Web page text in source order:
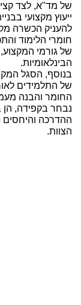
של מד"א, לצד
ייעוץ מקצועי
להעניק הכשרה
חומרי הלימוד
של גורמי
הבינלאומיות.
בנוסף, הסגל
של התלמידים
החומר והבנה
נבחר בקפידה, הן
ההדרכה והיחסים
הצוות.